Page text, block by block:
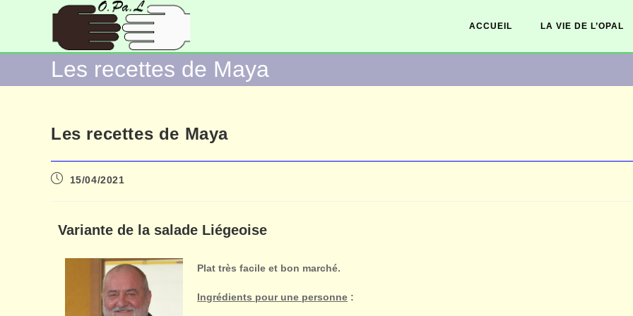
ACCUEIL LA VIE DE L’OPAL
Les recettes de Maya
Les recettes de Maya
15/04/2021
Variante de la salade Liégeoise
Plat très facile et bon marché.
Ingrédients pour une personne :